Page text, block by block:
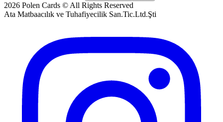
2026 Polen Cards © All Rights Reserved
Ata Matbaacılık ve Tuhafiyecilik San.Tic.Ltd.Şti